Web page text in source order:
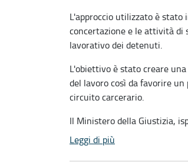
L'approccio utilizzato è
concertazione e le attività
lavorativo dei detenuti.
L'obiettivo è stato creare
del lavoro così da favorire
circuito carcerario.
Il Ministero della Giustizia,
Leggi di più